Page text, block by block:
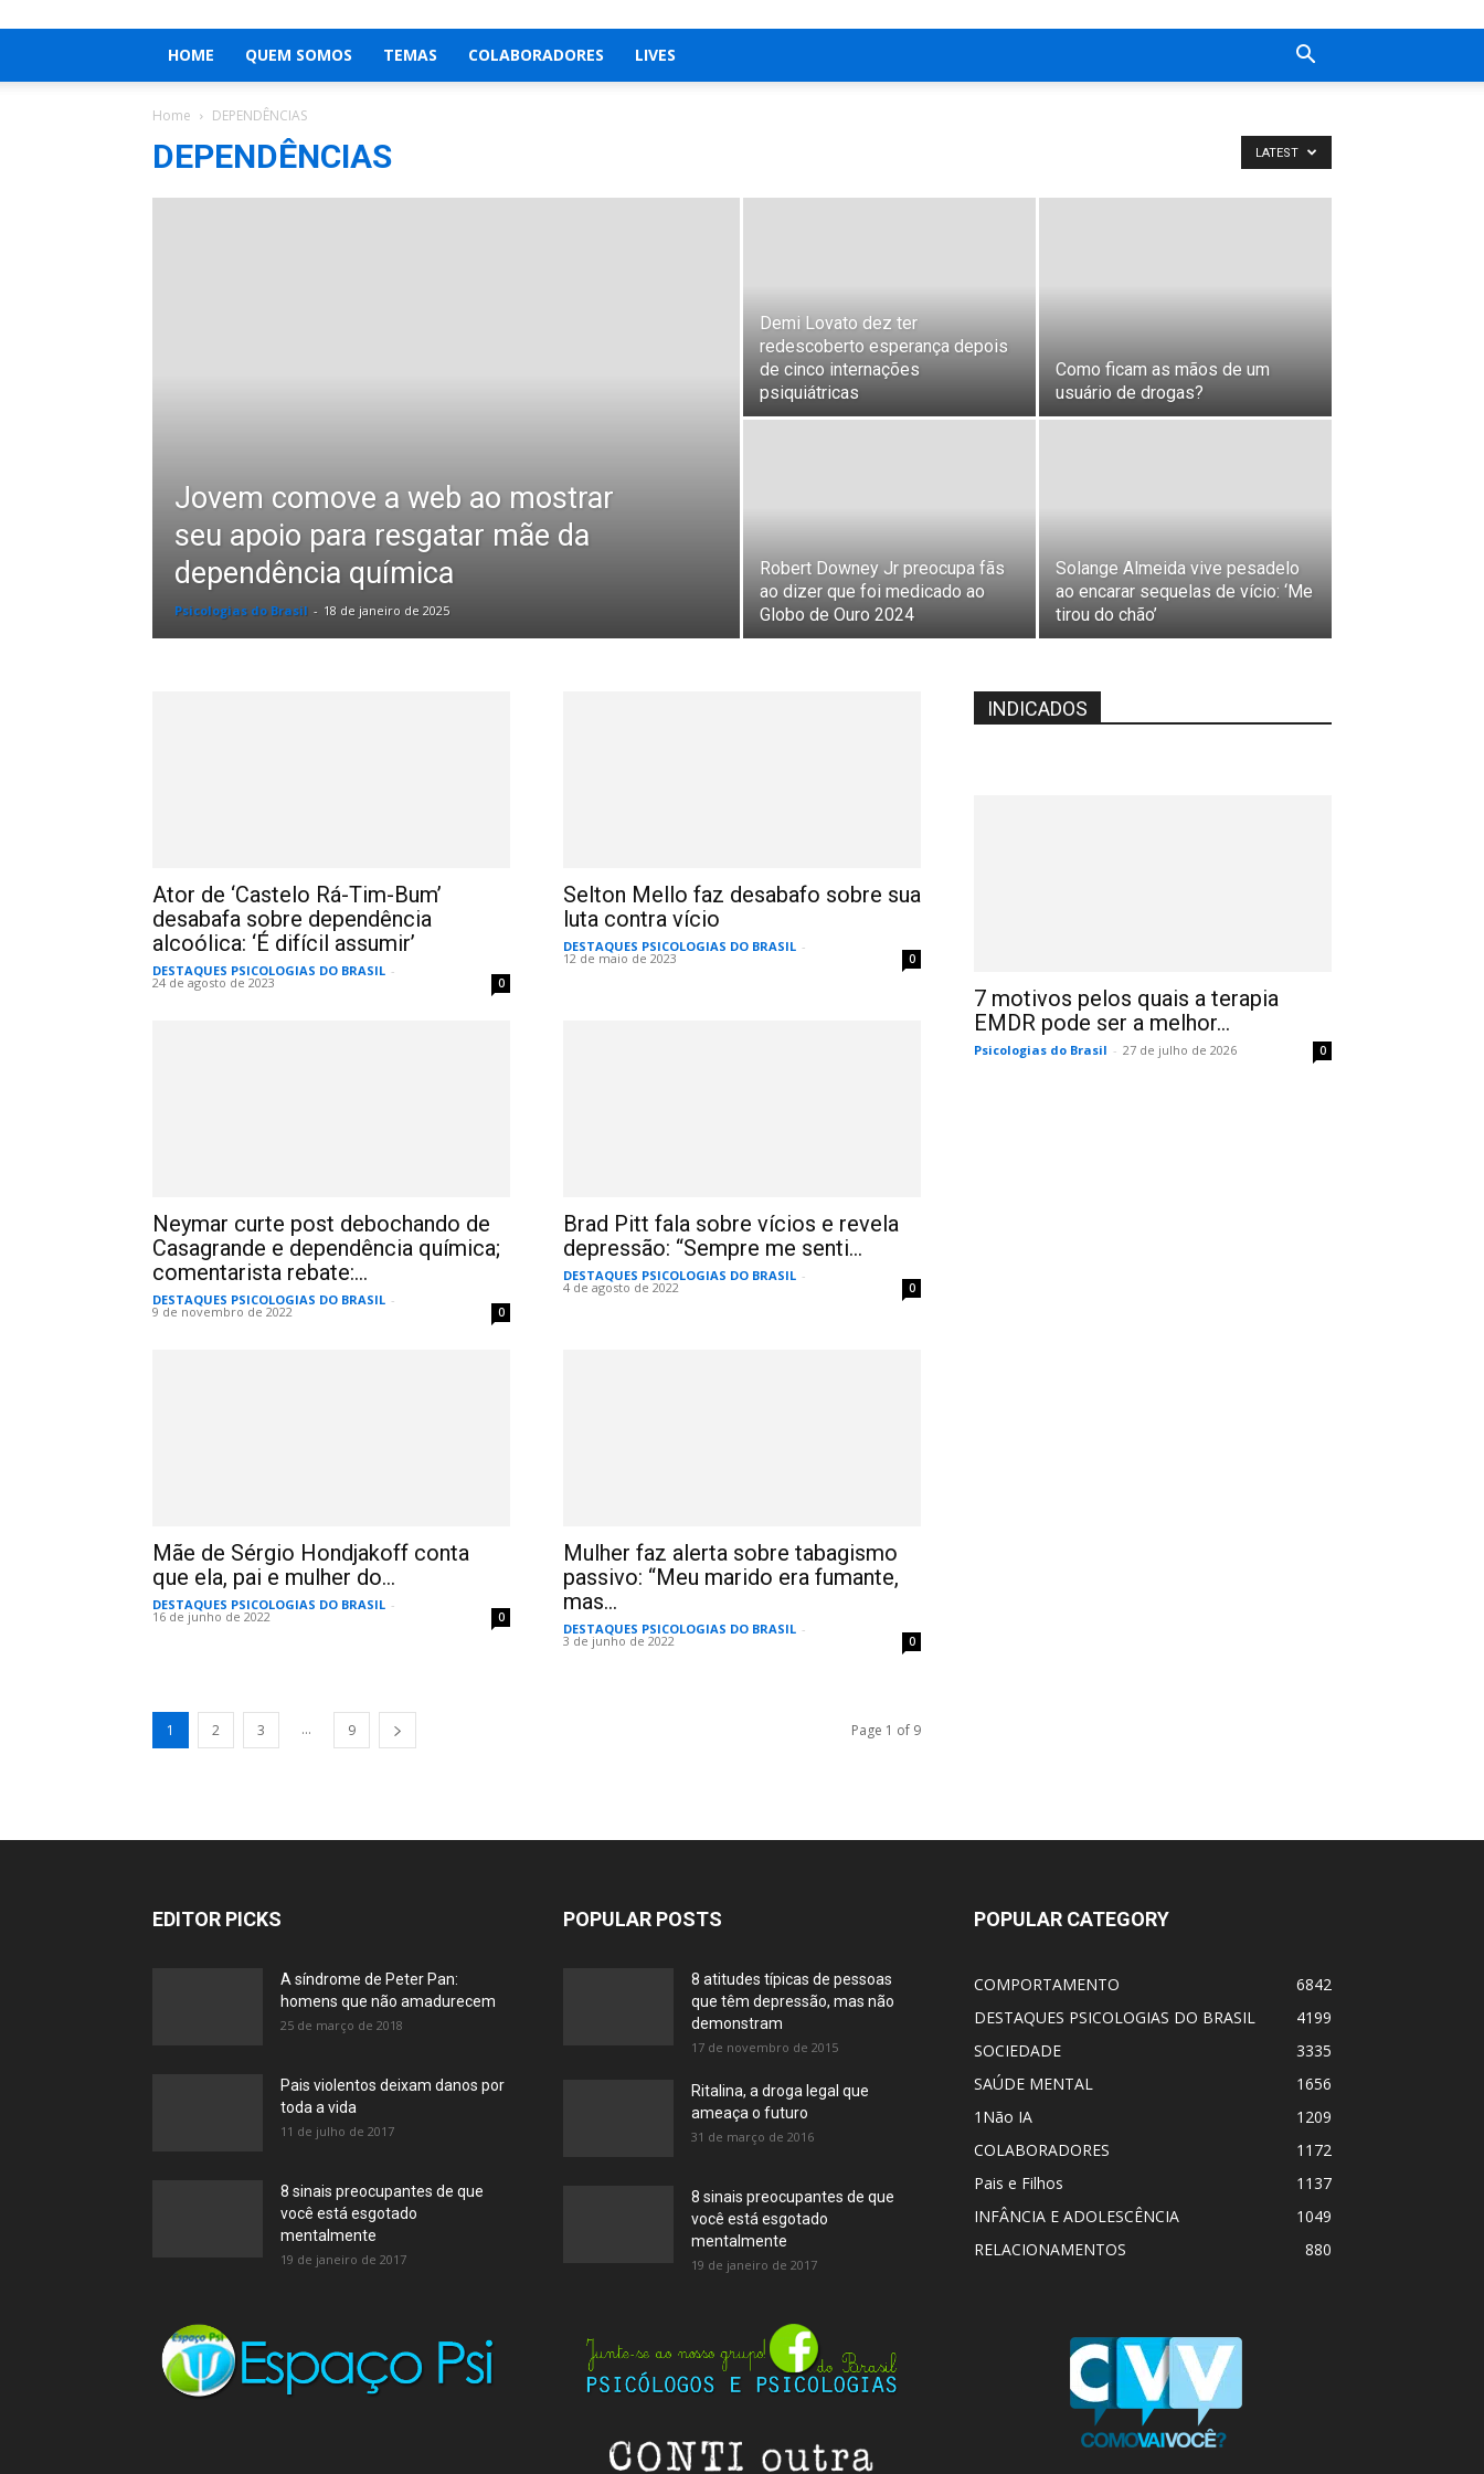
HOME QUEM SOMOS TEMAS COLABORADORES LIVES
Home DEPENDÊNCIAS
DEPENDÊNCIAS LATEST
Jovem comove a web ao mostrar
seu apoio para resgatar mãe da
dependência química
Psicologias do Brasil - 18 de janeiro de 2025
Demi Lovato dez ter
redescoberto esperança depois
de cinco internações
psiquiátricas
Como ficam as mãos de um
usuário de drogas?
Robert Downey Jr preocupa fãs
ao dizer que foi medicado ao
Globo de Ouro 2024
Solange Almeida vive pesadelo
ao encarar sequelas de vício: ‘Me
tirou do chão’
Ator de ‘Castelo Rá-Tim-Bum’
desabafa sobre dependência
alcoólica: ‘É difícil assumir’
DESTAQUES PSICOLOGIAS DO BRASIL -
24 de agosto de 2023 0
Selton Mello faz desabafo sobre sua
luta contra vício
DESTAQUES PSICOLOGIAS DO BRASIL -
12 de maio de 2023 0
Neymar curte post debochando de
Casagrande e dependência química;
comentarista rebate:...
DESTAQUES PSICOLOGIAS DO BRASIL -
9 de novembro de 2022 0
Brad Pitt fala sobre vícios e revela
depressão: “Sempre me senti...
DESTAQUES PSICOLOGIAS DO BRASIL -
4 de agosto de 2022 0
Mãe de Sérgio Hondjakoff conta
que ela, pai e mulher do...
DESTAQUES PSICOLOGIAS DO BRASIL -
16 de junho de 2022 0
Mulher faz alerta sobre tabagismo
passivo: “Meu marido era fumante,
mas...
DESTAQUES PSICOLOGIAS DO BRASIL -
3 de junho de 2022 0
1 2 3 ... 9 Page 1 of 9
INDICADOS
7 motivos pelos quais a terapia
EMDR pode ser a melhor...
Psicologias do Brasil - 27 de julho de 2026 0
EDITOR PICKS
A síndrome de Peter Pan:
homens que não amadurecem
25 de março de 2018
Pais violentos deixam danos por
toda a vida
11 de julho de 2017
8 sinais preocupantes de que
você está esgotado
mentalmente
19 de janeiro de 2017
POPULAR POSTS
8 atitudes típicas de pessoas
que têm depressão, mas não
demonstram
17 de novembro de 2015
Ritalina, a droga legal que
ameaça o futuro
31 de março de 2016
8 sinais preocupantes de que
você está esgotado
mentalmente
19 de janeiro de 2017
POPULAR CATEGORY
COMPORTAMENTO
6842
DESTAQUES PSICOLOGIAS DO BRASIL
4199
SOCIEDADE
3335
SAÚDE MENTAL
1656
1Não IA
1209
COLABORADORES
1172
Pais e Filhos
1137
INFÂNCIA E ADOLESCÊNCIA
1049
RELACIONAMENTOS
880